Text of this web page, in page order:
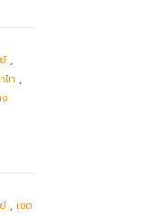
,
ไท ,
, เขต